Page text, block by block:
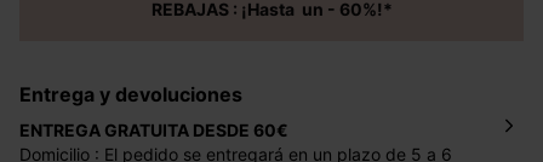
REBAJAS : ¡Hasta un - 60%!*
Entrega y devoluciones
ENTREGA GRATUITA DESDE 60€
Domicilio : El pedido se entregará en un plazo de 5 a 6